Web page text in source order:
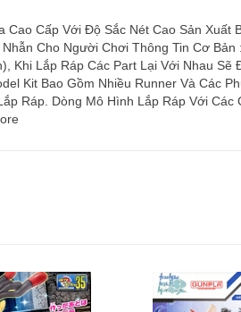
Cấp Với Độ Sắc Nét Cao Sản Xuất
Cho Người Chơi Thông Tin Cơ
Khi Lắp Ráp Các Part Lại Với Nhau
Kit Bao Gồm Nhiều Runner Và Các
Ráp. Dòng Mô Hình Lắp Ráp Với